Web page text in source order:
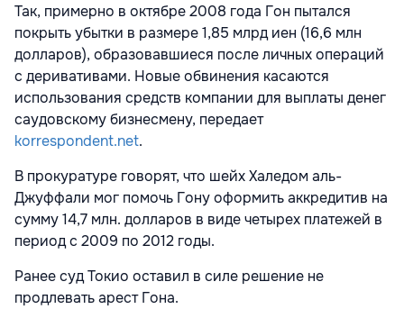
Так, примерно в октябре 2008 года Гон пытался
покрыть убытки в размере 1,85 млрд иен (16,6 млн
долларов), образовавшиеся после личных операций
с деривативами. Новые обвинения касаются
использования средств компании для выплаты денег
саудовскому бизнесмену, передает
korrespondent.net.
В прокуратуре говорят, что шейх Халедом аль-
Джуффали мог помочь Гону оформить аккредитив на
сумму 14,7 млн. долларов в виде четырех платежей в
период с 2009 по 2012 годы.
Ранее суд Токио оставил в силе решение не
продлевать арест Гона.